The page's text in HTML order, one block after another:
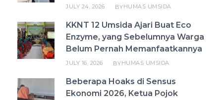
JULY 24, 2026 BYHUMAS UMSIDA
KKNT 12 Umsida Ajari Buat Eco
Enzyme, yang Sebelumnya Warga
Belum Pernah Memanfaatkannya
JULY 16, 2026 BYHUMAS UMSIDA
Beberapa Hoaks di Sensus
Ekonomi 2026, Ketua Pojok